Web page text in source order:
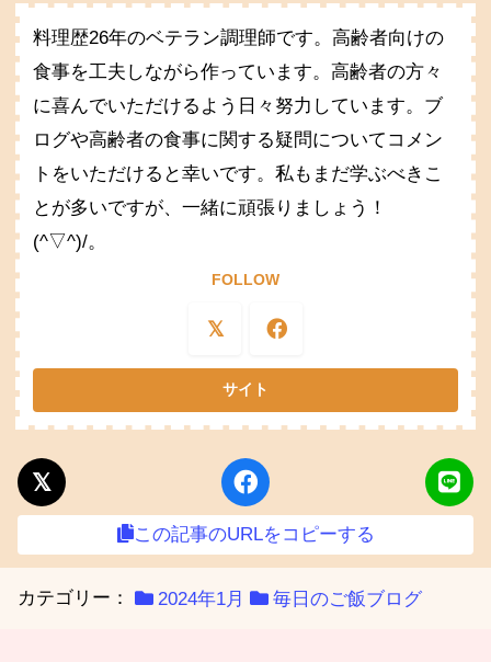
料理歴26年のベテラン調理師です。高齢者向けの
食事を工夫しながら作っています。高齢者の方々
に喜んでいただけるよう日々努力しています。ブ
ログや高齢者の食事に関する疑問についてコメン
トをいただけると幸いです。私もまだ学ぶべきこ
とが多いですが、一緒に頑張りましょう！
(^▽^)/。
FOLLOW
この記事のURLをコピーする
カテゴリー： 2024年1月 毎日のご飯ブログ